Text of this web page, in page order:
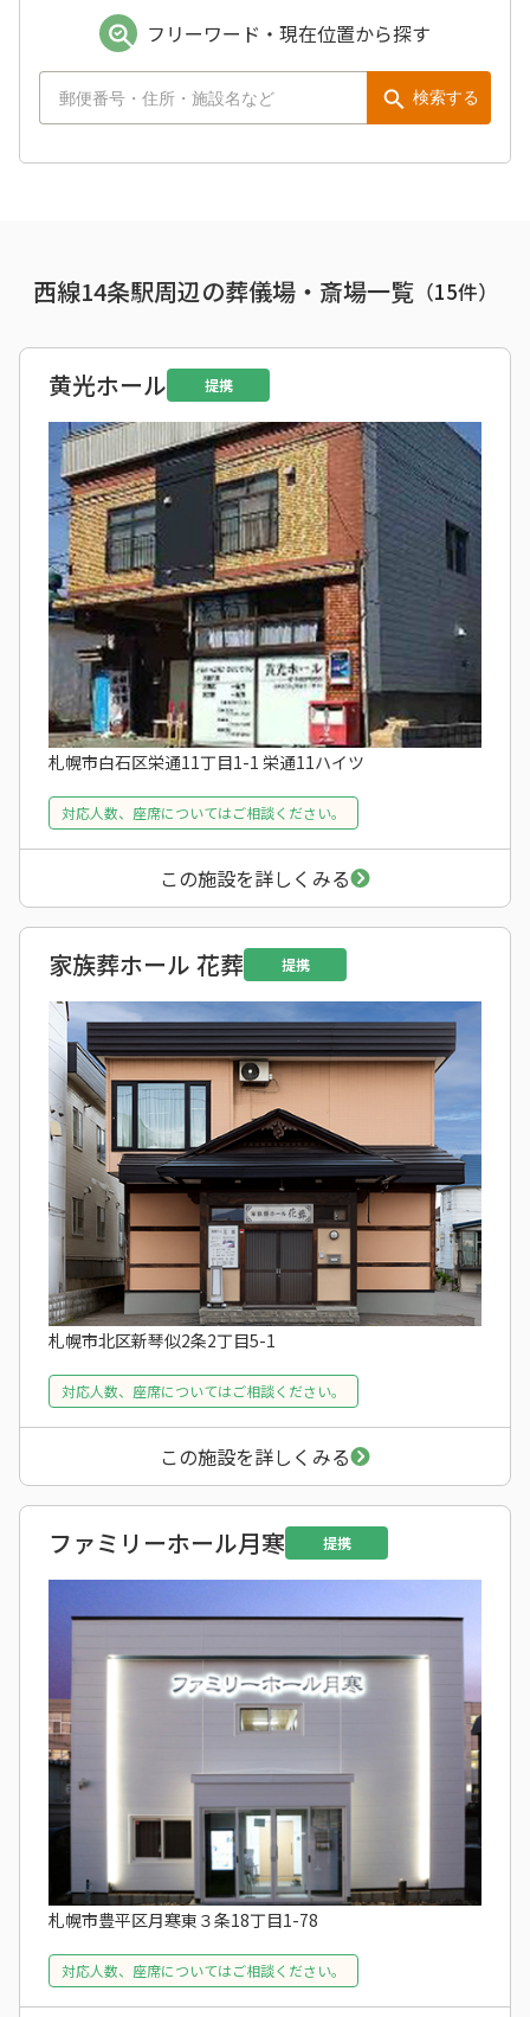
フリーワード・現在位置から探す
検索する
西線14条駅周辺の葬儀場・斎場一覧（15件）
黄光ホール 提携
札幌市白石区栄通11丁目1-1 栄通11ハイツ
対応人数、座席についてはご相談ください。
この施設を詳しくみる
家族葬ホール 花葬 提携
札幌市北区新琴似2条2丁目5-1
対応人数、座席についてはご相談ください。
この施設を詳しくみる
ファミリーホール月寒 提携
札幌市豊平区月寒東３条18丁目1-78
対応人数、座席についてはご相談ください。